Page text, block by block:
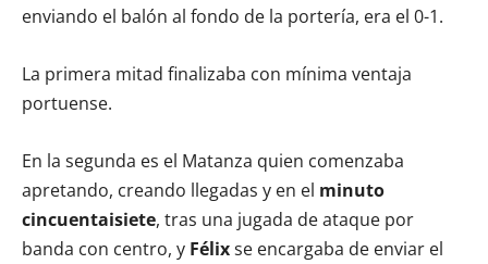
enviando el balón al fondo de la portería, era el 0-1.
La primera mitad finalizaba con mínima ventaja
portuense.
En la segunda es el Matanza quien comenzaba
apretando, creando llegadas y en el minuto
cincuentaisiete, tras una jugada de ataque por
banda con centro, y Félixse encargaba de enviar el